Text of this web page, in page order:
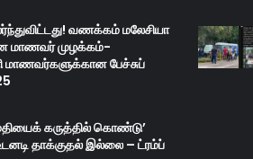
வணக்கம் மலேசியா
மாணவர் முழக்கம்-
மாணவர்களுக்கான பேச்சுப்
கருத்தில் கொண்டு’
தாக்குதல் இல்லை – ட்ரம்ப்